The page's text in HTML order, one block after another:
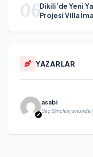
06Dikili’de Yeni
Projesi Villa
YAZARLAR
asabi
Saç Simülasyonunda